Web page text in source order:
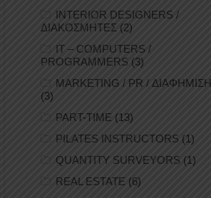
INTERIOR DESIGNERS /
ΔΙΑΚΟΣΜΗΤΕΣ (2)
IT – COMPUTERS /
PROGRAMMERS (3)
MARKETING / PR / ΔΙΑΦΗΜΙΣΗ
(3)
PART-TIME (13)
PILATES INSTRUCTORS (1)
QUANTITY SURVEYORS (1)
REAL ESTATE (6)